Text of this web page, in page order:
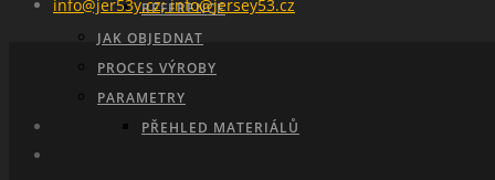
REFERENCE
JAK OBJEDNAT
PROCES VÝROBY
PARAMETRY
PŘEHLED MATERIÁLŮ
info@jer53y.cz; info@jersey53.cz